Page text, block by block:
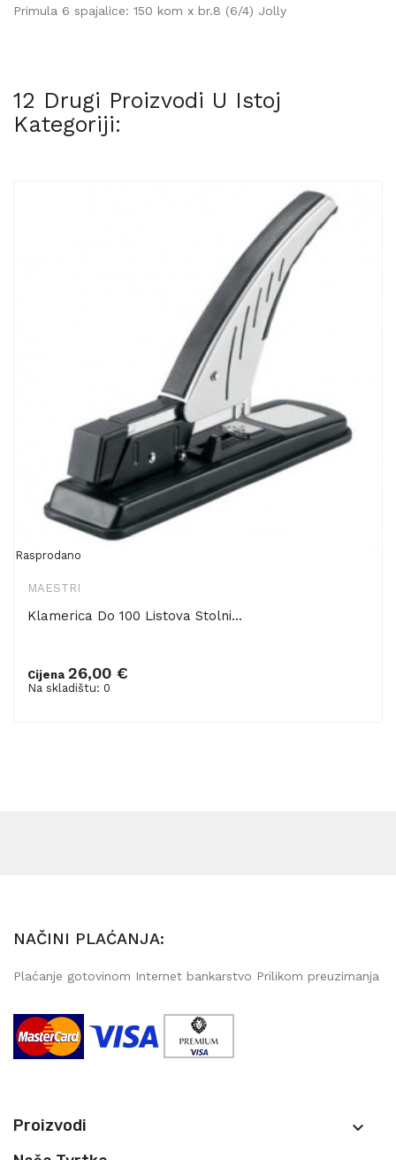
Primula 6 spajalice: 150 kom x br.8 (6/4) Jolly
12 Drugi Proizvodi U Istoj
Kategoriji:
Rasprodano
MAESTRI
Klamerica Do 100 Listova Stolni...
Cijena 26,00 €
Na skladištu: 0
NAČINI PLAĆANJA:
Plaćanje gotovinom Internet bankarstvo Prilikom preuzimanja
Proizvodi 